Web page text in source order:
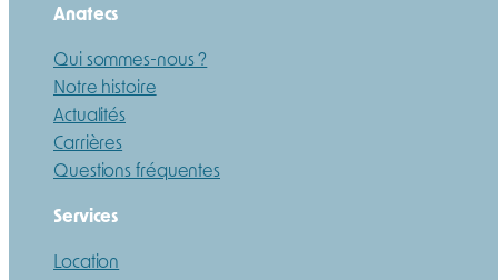
Anatecs
Qui sommes-nous ?
Notre histoire
Actualités
Carrières
Questions fréquentes
Services
Location